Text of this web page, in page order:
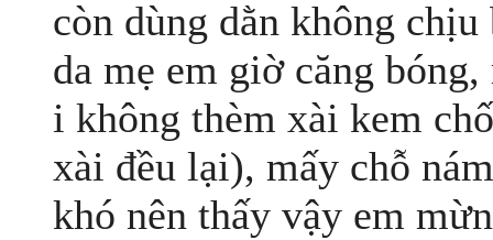
còn dùng dằn không
da mẹ em giờ căng
i không thèm xài kem
xài đều lại), mấy chỗ
khó nên thấy vậy em